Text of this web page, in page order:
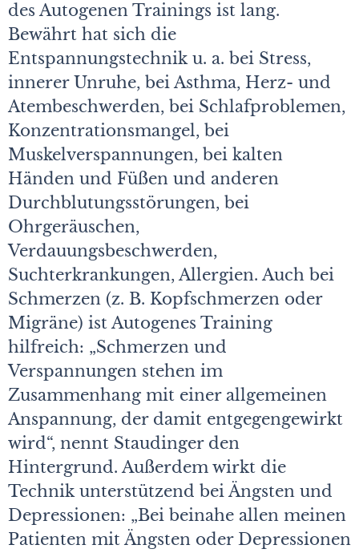
des Autogenen Trainings ist lang.
Bewährt hat sich die
Entspannungstechnik u. a. bei Stress,
innerer Unruhe, bei Asthma, Herz- und
Atembeschwerden, bei Schlafproblemen,
Konzentrationsmangel, bei
Muskelverspannungen, bei kalten
Händen und Füßen und anderen
Durchblutungsstörungen, bei
Ohrgeräuschen,
Verdauungsbeschwerden,
Suchterkrankungen, Allergien. Auch bei
Schmerzen (z. B. Kopfschmerzen oder
Migräne) ist Autogenes Training
hilfreich: „Schmerzen und
Verspannungen stehen im
Zusammenhang mit einer allgemeinen
Anspannung, der damit entgegengewirkt
wird“, nennt Staudinger den
Hintergrund. Außerdem wirkt die
Technik unterstützend bei Ängsten und
Depressionen: „Bei beinahe allen meinen
Patienten mit Ängsten oder Depressionen